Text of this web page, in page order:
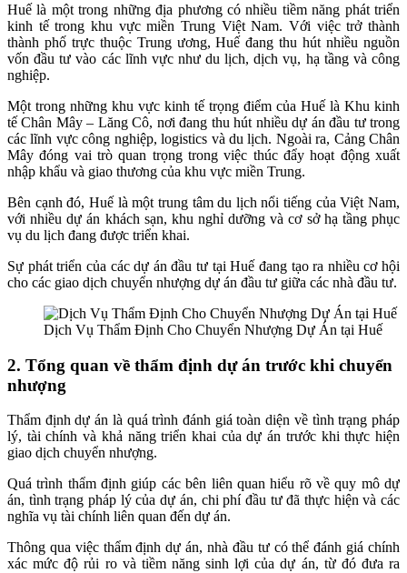
Huế là một trong những địa phương có nhiều tiềm năng phát triển
kinh tế trong khu vực miền Trung Việt Nam. Với việc trở thành
thành phố trực thuộc Trung ương, Huế đang thu hút nhiều nguồn
vốn đầu tư vào các lĩnh vực như du lịch, dịch vụ, hạ tầng và công
nghiệp.
Một trong những khu vực kinh tế trọng điểm của Huế là Khu kinh
tế Chân Mây – Lăng Cô, nơi đang thu hút nhiều dự án đầu tư trong
các lĩnh vực công nghiệp, logistics và du lịch. Ngoài ra, Cảng Chân
Mây đóng vai trò quan trọng trong việc thúc đẩy hoạt động xuất
nhập khẩu và giao thương của khu vực miền Trung.
Bên cạnh đó, Huế là một trung tâm du lịch nổi tiếng của Việt Nam,
với nhiều dự án khách sạn, khu nghỉ dưỡng và cơ sở hạ tầng phục
vụ du lịch đang được triển khai.
Sự phát triển của các dự án đầu tư tại Huế đang tạo ra nhiều cơ hội
cho các giao dịch chuyển nhượng dự án đầu tư giữa các nhà đầu tư.
Dịch Vụ Thẩm Định Cho Chuyển Nhượng Dự Án tại Huế
2. Tổng quan về thẩm định dự án trước khi chuyển
nhượng
Thẩm định dự án là quá trình đánh giá toàn diện về tình trạng pháp
lý, tài chính và khả năng triển khai của dự án trước khi thực hiện
giao dịch chuyển nhượng.
Quá trình thẩm định giúp các bên liên quan hiểu rõ về quy mô dự
án, tình trạng pháp lý của dự án, chi phí đầu tư đã thực hiện và các
nghĩa vụ tài chính liên quan đến dự án.
Thông qua việc thẩm định dự án, nhà đầu tư có thể đánh giá chính
xác mức độ rủi ro và tiềm năng sinh lợi của dự án, từ đó đưa ra